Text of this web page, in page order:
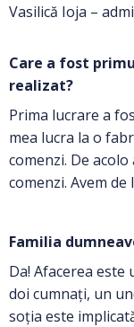
Vasilică Ioja –
Care a fost
realizat?
Prima lucrare a
mea lucra la o
comenzi. De
comenzi. Avem de
Familia
Da! Afacerea
doi cumnați, un
soția este